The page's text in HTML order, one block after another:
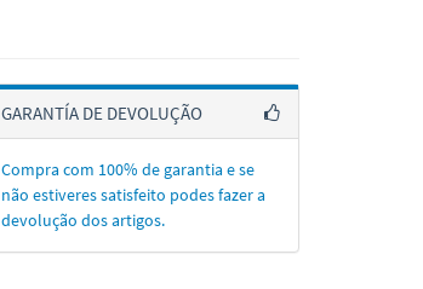
GARANTÍA DE DEVOLUÇÃO
Compra com 100% de garantia e se
não estiveres satisfeito podes fazer a
devolução dos artigos.